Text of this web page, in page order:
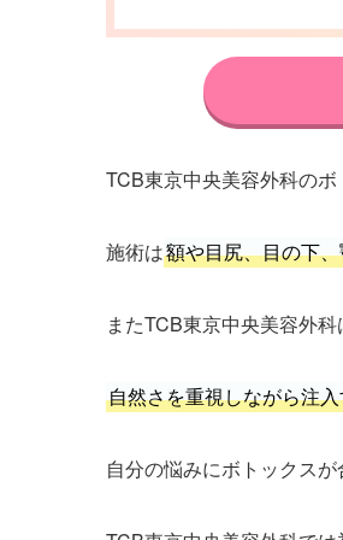
TCB東京中央美容外科の
施術は額や目尻、目の下
またTCB東京中央美容外
自然さを重視しながら注
自分の悩みにボトックス